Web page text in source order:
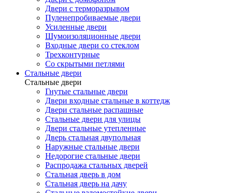
Двери с терморазрывом
Пуленепробиваемые двери
Усиленные двери
Шумоизоляционные двери
Входные двери со стеклом
Трехконтурные
Со скрытыми петлями
Стальные двери
Стальные двери
Гнутые стальные двери
Двери входные стальные в коттедж
Двери стальные распашные
Стальные двери для улицы
Двери стальные утепленные
Дверь стальная двупольная
Наружные стальные двери
Недорогие стальные двери
Распродажа стальных дверей
Стальная дверь в дом
Стальная дверь на дачу